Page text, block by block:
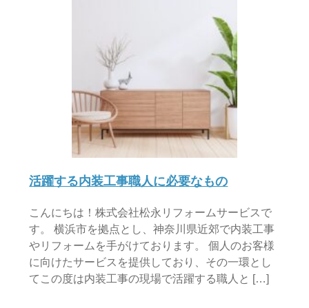
活躍する内装工事職人に必要なもの
こんにちは！株式会社松永リフォームサービスで
す。 横浜市を拠点とし、神奈川県近郊で内装工事
やリフォームを手がけております。 個人のお客様
に向けたサービスを提供しており、その一環とし
てこの度は内装工事の現場で活躍する職人と […]